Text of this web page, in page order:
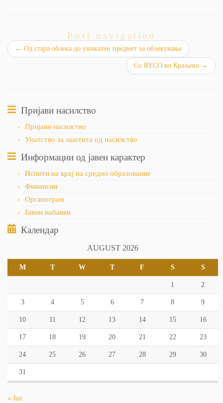
Post navigation
← Од стара облека до уникатен предмет за облекување
Со RYCO во Краљево →
Пријави насилство
Пријави насилство
Упатство за заштита од насилство
Информации од јавен карактер
Испити на крај на средно образование
Финансии
Органограм
Јавни набавки
Календар
AUGUST 2026
M T W T F S S
1 2
3 4 5 6 7 8 9
10 11 12 13 14 15 16
17 18 19 20 21 22 23
24 25 26 27 28 29 30
31
« Jun